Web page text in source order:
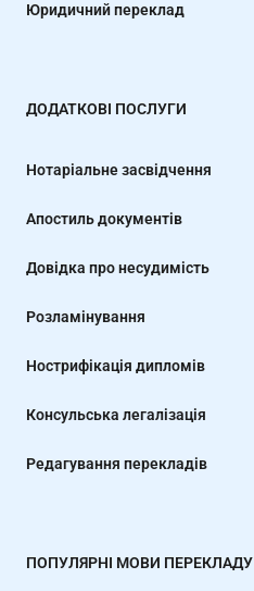
Юридичний переклад
ДОДАТКОВІ ПОСЛУГИ
Нотаріальне засвідчення
Апостиль документів
Довідка про несудимість
Розламінування
Нострифікація дипломів
Консульська легалізація
Редагування перекладів
ПОПУЛЯРНІ МОВИ ПЕРЕКЛАДУ